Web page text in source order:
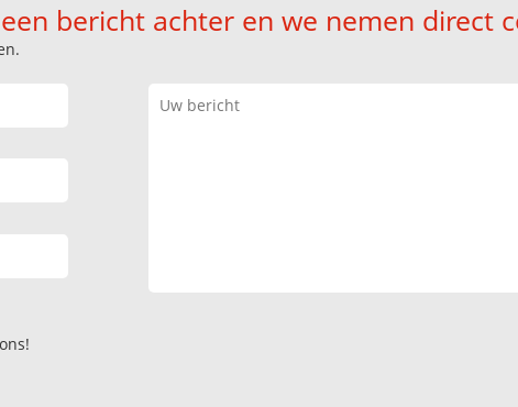
bericht achter en we nemen direct